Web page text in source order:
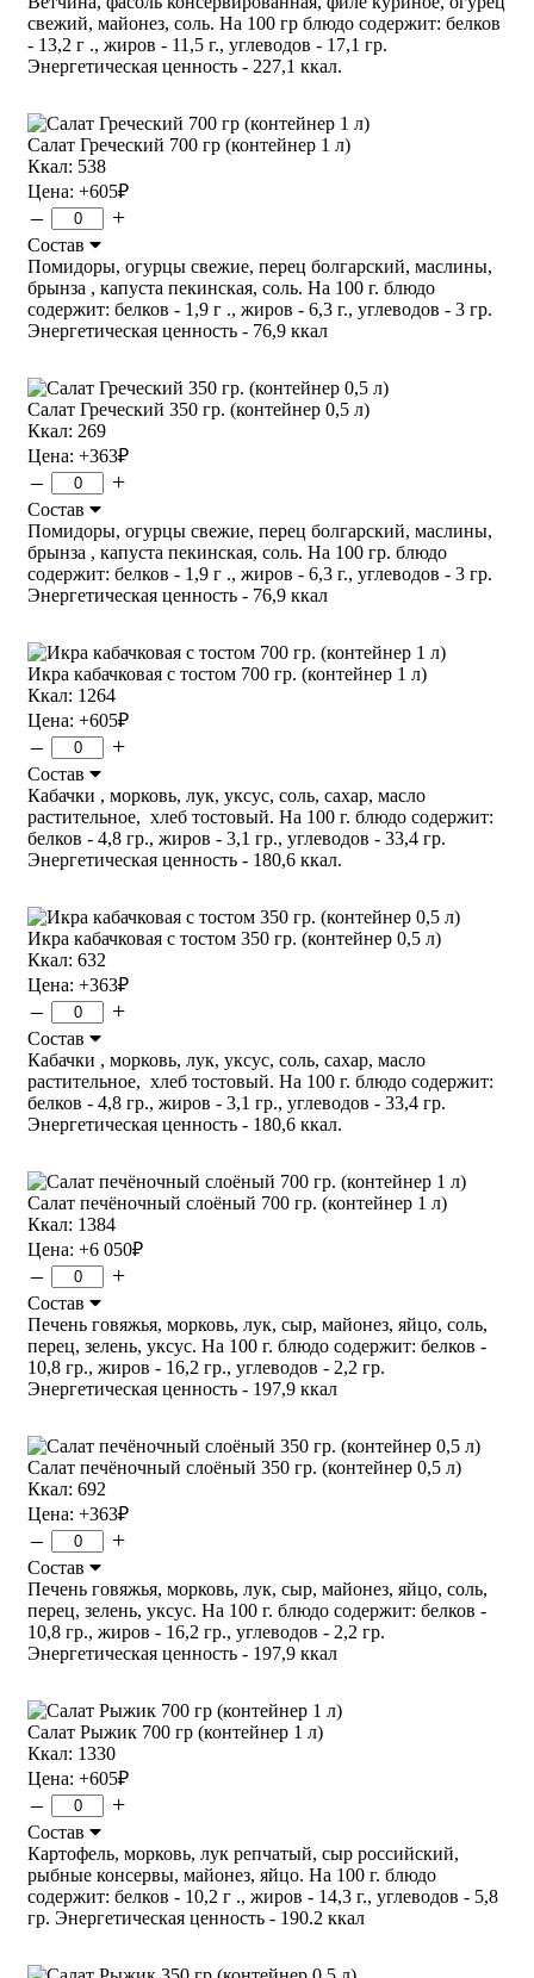
свежий, майонез, соль. На 100 гр блюдо содержит: белков
- 13,2 г ., жиров - 11,5 г., углеводов - 17,1 гр.
Энергетическая ценность - 227,1 ккал.
Салат Греческий 700 гр (контейнер 1 л)
Ккал: 538
Цена: +605₽
– +
Состав
Помидоры, огурцы свежие, перец болгарский, маслины,
брынза , капуста пекинская, соль. На 100 г. блюдо
содержит: белков - 1,9 г ., жиров - 6,3 г., углеводов - 3 гр.
Энергетическая ценность - 76,9 ккал
Салат Греческий 350 гр. (контейнер 0,5 л)
Ккал: 269
Цена: +363₽
– +
Состав
Помидоры, огурцы свежие, перец болгарский, маслины,
брынза , капуста пекинская, соль. На 100 гр. блюдо
содержит: белков - 1,9 г ., жиров - 6,3 г., углеводов - 3 гр.
Энергетическая ценность - 76,9 ккал
Икра кабачковая с тостом 700 гр. (контейнер 1 л)
Ккал: 1264
Цена: +605₽
– +
Состав
Кабачки , морковь, лук, уксус, соль, сахар, масло
растительное, хлеб тостовый. На 100 г. блюдо содержит:
белков - 4,8 гр., жиров - 3,1 гр., углеводов - 33,4 гр.
Энергетическая ценность - 180,6 ккал.
Икра кабачковая с тостом 350 гр. (контейнер 0,5 л)
Ккал: 632
Цена: +363₽
– +
Состав
Кабачки , морковь, лук, уксус, соль, сахар, масло
растительное, хлеб тостовый. На 100 г. блюдо содержит:
белков - 4,8 гр., жиров - 3,1 гр., углеводов - 33,4 гр.
Энергетическая ценность - 180,6 ккал.
Салат печёночный слоёный 700 гр. (контейнер 1 л)
Ккал: 1384
Цена: +6 050₽
– +
Состав
Печень говяжья, морковь, лук, сыр, майонез, яйцо, соль,
перец, зелень, уксус. На 100 г. блюдо содержит: белков -
10,8 гр., жиров - 16,2 гр., углеводов - 2,2 гр.
Энергетическая ценность - 197,9 ккал
Салат печёночный слоёный 350 гр. (контейнер 0,5 л)
Ккал: 692
Цена: +363₽
– +
Состав
Печень говяжья, морковь, лук, сыр, майонез, яйцо, соль,
перец, зелень, уксус. На 100 г. блюдо содержит: белков -
10,8 гр., жиров - 16,2 гр., углеводов - 2,2 гр.
Энергетическая ценность - 197,9 ккал
Салат Рыжик 700 гр (контейнер 1 л)
Ккал: 1330
Цена: +605₽
– +
Состав
Картофель, морковь, лук репчатый, сыр российский,
рыбные консервы, майонез, яйцо. На 100 г. блюдо
содержит: белков - 10,2 г ., жиров - 14,3 г., углеводов - 5,8
гр. Энергетическая ценность - 190.2 ккал